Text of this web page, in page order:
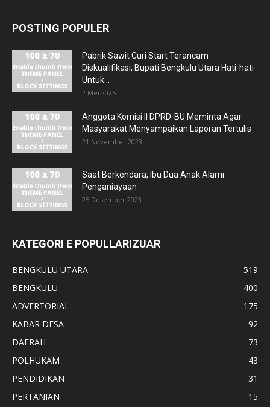
POSTING POPULER
Pabrik Sawit Curi Start Terancam
Diskualifikasi, Bupati Bengkulu Utara Hati-hati
Untuk...
2 Mei 2025
Anggota Komisi II DPRD-BU Meminta Agar
Masyarakat Menyampaikan Laporan Tertulis
21 November 2023
Saat Berkendara, Ibu Dua Anak Alami
Penganiayaan
25 Desember 2023
KATEGORI E POPULLARIZUAR
BENGKULU UTARA
519
BENGKULU
400
ADVERTORIAL
175
KABAR DESA
92
DAERAH
73
POLHUKAM
43
PENDIDIKAN
31
PERTANIAN
15